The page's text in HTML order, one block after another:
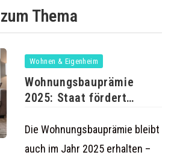
Thema
Wohnen & Eigenheim
Wohnungsbauprämie
2025: Staat fördert
bis
Die Wohnungsbauprämie bleibt
auch im Jahr 2025 erhalten –